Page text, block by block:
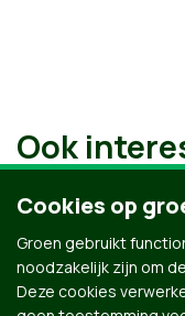
Ook
Cookies op
Groen gebruikt
noodzakelijk zijn om
Deze cookies